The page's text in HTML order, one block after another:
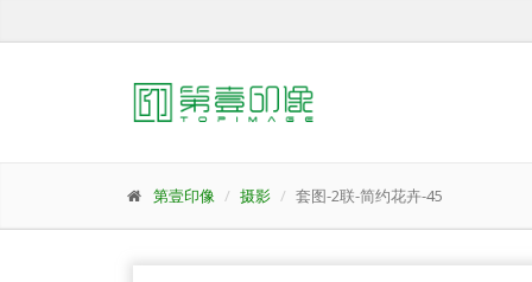
第壹印像 摄影 套图-2联-简约花卉-45